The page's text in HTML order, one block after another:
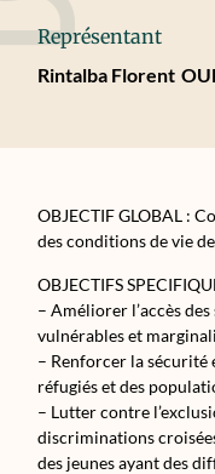
Représentant
Rintalba Florent
OBJECTIF GLOBAL :
des conditions de vie
OBJECTIFS
– Améliorer l’accès
vulnérables et
– Renforcer la sécurité
réfugiés et des
– Lutter contre
discriminations
des jeunes ayant des